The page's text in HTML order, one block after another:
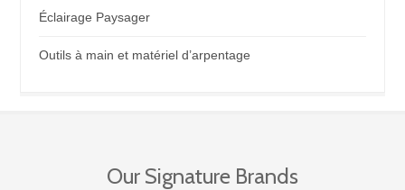
Éclairage Paysager
Outils à main et matériel d’arpentage
Our Signature Brands